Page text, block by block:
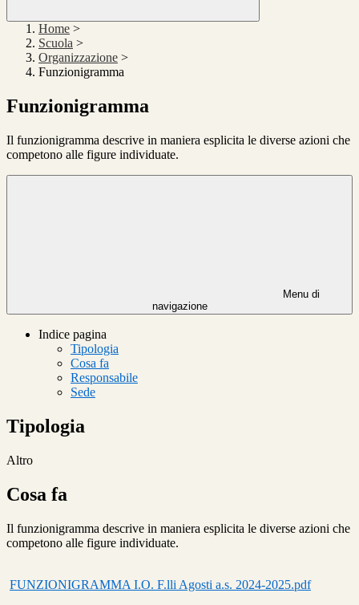
Home >
Scuola >
Organizzazione >
Funzionigramma
Funzionigramma
Il funzionigramma descrive in maniera esplicita le diverse azioni che
competono alle figure individuate.
Menu di
navigazione
Indice pagina
Tipologia
Cosa fa
Responsabile
Sede
Tipologia
Altro
Cosa fa
Il funzionigramma descrive in maniera esplicita le diverse azioni che
competono alle figure individuate.
FUNZIONIGRAMMA I.O. F.lli Agosti a.s. 2024-2025.pdf